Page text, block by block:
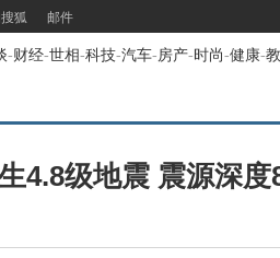
狐 邮件
-财经-世相-科技-汽车-房产-时尚-健康-
4.8级地震 震源深度